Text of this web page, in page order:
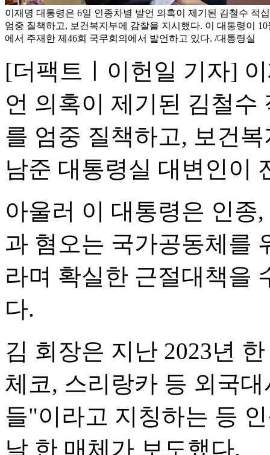
이재명 대통령은 6일 인종차별 발언 의혹이 제기된 김철수 적
엄중 질책하고, 보건복지부에 감찰을 지시했다. 이 대통령이
에서 주재한 제46회 국무회의에서 발언하고 있다. /대통령실
[더팩트ㅣ이헌일 기자]
언 의혹이 제기된 김철수
를 엄중 질책하고, 보건
남준 대통령실 대변인이
아울러 이 대통령은 인종
과 혐오는 국가공동체를
라며 확실한 근절대책을
다.
김 회장은 지난 2023년
체코, 스리랑카 등 외국
들"이라고 지칭하는 등
날 한 매체가 보도했다.